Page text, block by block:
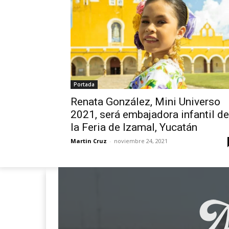
Portada
Renata González, Mini Universo
2021, será embajadora infantil de
la Feria de Izamal, Yucatán
Martin Cruz - noviembre 24, 2021